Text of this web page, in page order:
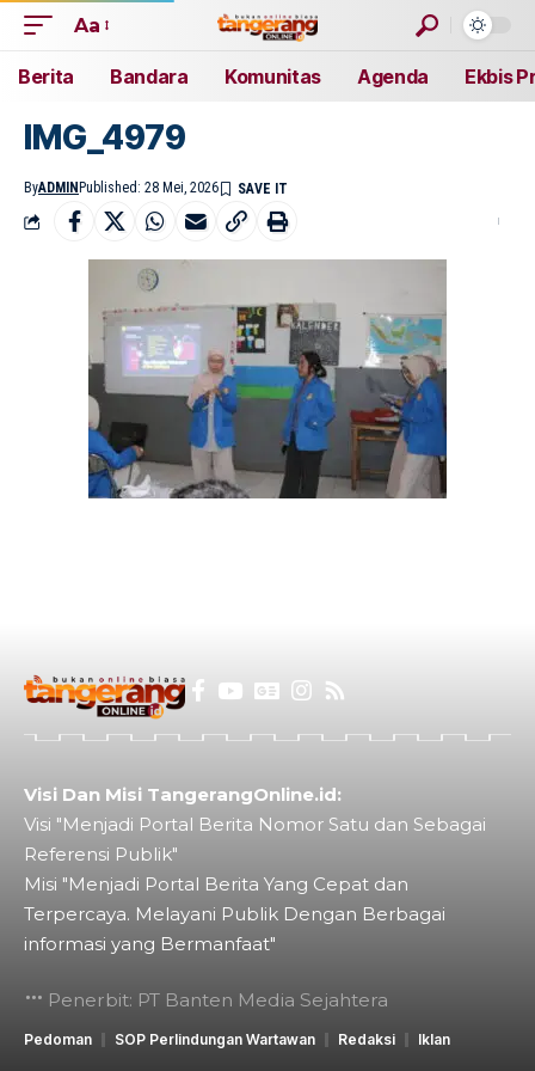
Aa
Berita Bandara Komunitas Agenda Ekbis
IMG_4979
ByADMIN Published: 28 Mei, 2026
Visi Dan Misi TangerangOnline.id:
Visi "Menjadi Portal Berita Nomor Satu dan Sebagai
Referensi Publik"
Misi "Menjadi Portal Berita Yang Cepat dan
Terpercaya. Melayani Publik Dengan Berbagai
informasi yang Bermanfaat"
Penerbit: PT Banten Media Sejahtera
Pedoman SOP Perlindungan Wartawan Redaksi Iklan